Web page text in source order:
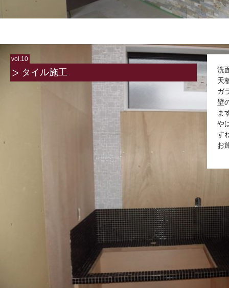
vol.10
タイル施工
洗
天
ガ
壁
ま
や
す
お